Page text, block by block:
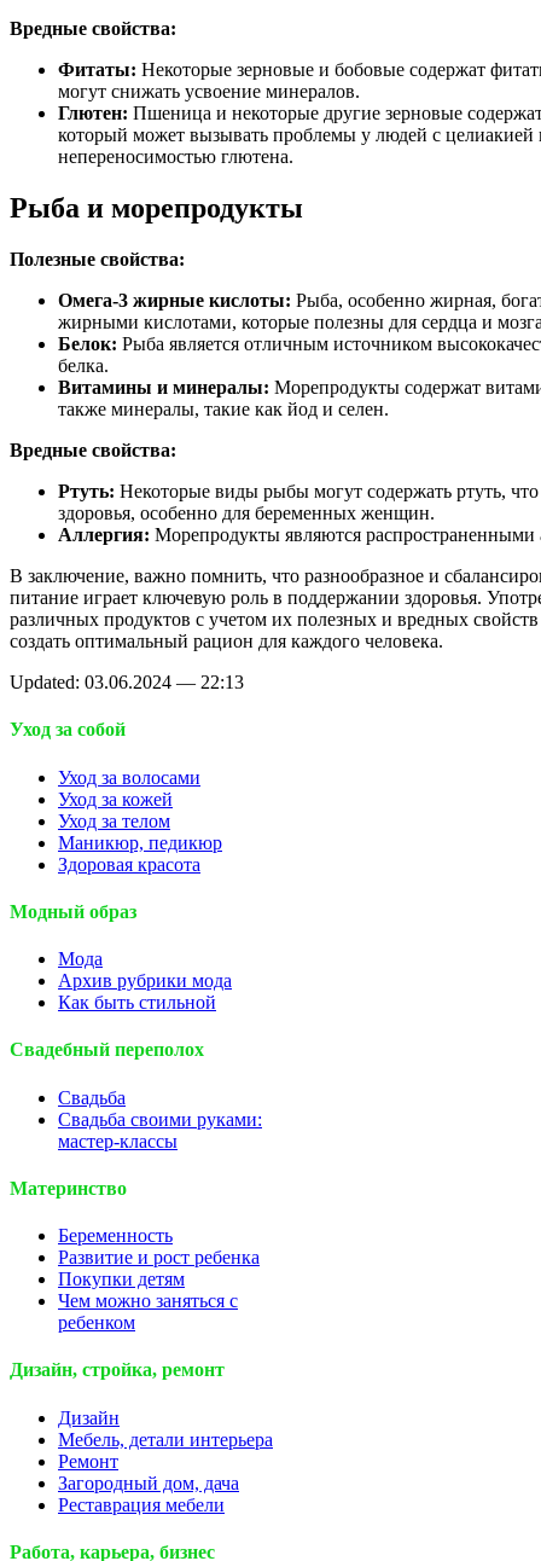
Вредные свойства:
Фитаты: Некоторые зерновые и бобовые содержат
могут снижать усвоение минералов.
Глютен: Пшеница и некоторые другие зерновые
который может вызывать проблемы у людей с целиакией
непереносимостью глютена.
Рыба и морепродукты
Полезные свойства:
Омега-3 жирные кислоты: Рыба, особенно жирная,
жирными кислотами, которые полезны для сердца и
Белок: Рыба является отличным источником
белка.
Витамины и минералы: Морепродукты содержат
также минералы, такие как йод и селен.
Вредные свойства:
Ртуть: Некоторые виды рыбы могут содержать ртуть,
здоровья, особенно для беременных женщин.
Аллергия: Морепродукты являются распространенными
В заключение, важно помнить, что разнообразное и
питание играет ключевую роль в поддержании здоровья.
различных продуктов с учетом их полезных и вредных
создать оптимальный рацион для каждого человека.
Updated: 03.06.2024 — 22:13
Уход за собой
Уход за волосами
Уход за кожей
Уход за телом
Маникюр, педикюр
Здоровая красота
Модный образ
Мода
Архив рубрики мода
Как быть стильной
Свадебный переполох
Свадьба
Свадьба своими руками:
мастер-классы
Материнство
Беременность
Развитие и рост ребенка
Покупки детям
Чем можно заняться с
ребенком
Дизайн, стройка, ремонт
Дизайн
Мебель, детали интерьера
Ремонт
Загородный дом, дача
Реставрация мебели
Работа, карьера, бизнес